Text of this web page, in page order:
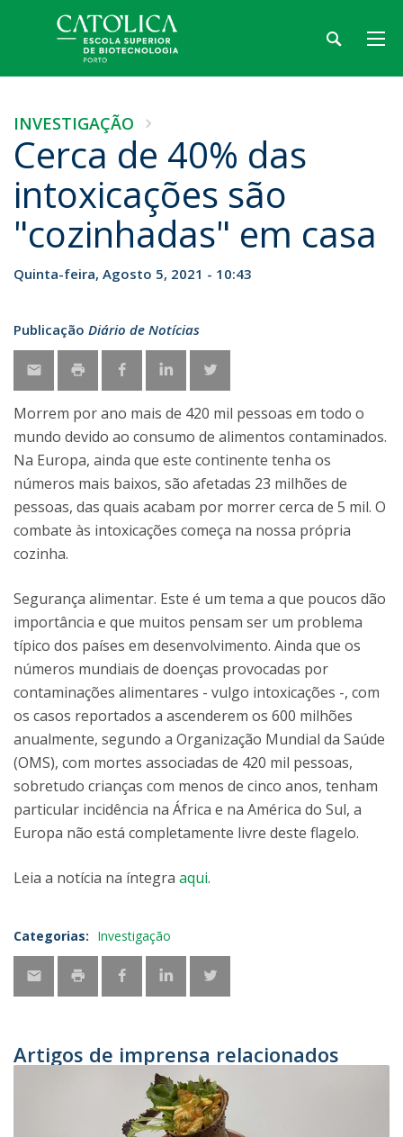
INVESTIGAÇÃO
Cerca de 40% das
intoxicações são
"cozinhadas" em casa
Quinta-feira, Agosto 5, 2021 - 10:43
Publicação Diário de Notícias
Morrem por ano mais de 420 mil pessoas em todo o
mundo devido ao consumo de alimentos contaminados.
Na Europa, ainda que este continente tenha os
números mais baixos, são afetadas 23 milhões de
pessoas, das quais acabam por morrer cerca de 5 mil. O
combate às intoxicações começa na nossa própria
cozinha.
Segurança alimentar. Este é um tema a que poucos dão
importância e que muitos pensam ser um problema
típico dos países em desenvolvimento. Ainda que os
números mundiais de doenças provocadas por
contaminações alimentares - vulgo intoxicações -, com
os casos reportados a ascenderem os 600 milhões
anualmente, segundo a Organização Mundial da Saúde
(OMS), com mortes associadas de 420 mil pessoas,
sobretudo crianças com menos de cinco anos, tenham
particular incidência na África e na América do Sul, a
Europa não está completamente livre deste flagelo.
Leia a notícia na íntegra aqui.
Categorias: Investigação
Artigos de imprensa relacionados